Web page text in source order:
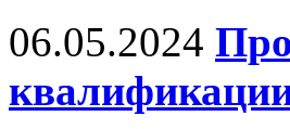
06.05.2024